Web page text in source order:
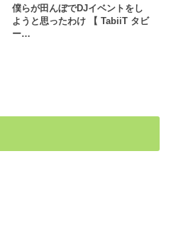
僕らが田んぼでDJイベントをし
ようと思ったわけ 【 TabiiT タビ
ー…